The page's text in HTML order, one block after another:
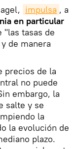
impulsa , a
en particular
"las tasas de
de manera
precios de la
no puede
embargo, la
salte y se
la
la evolución de
plazo.